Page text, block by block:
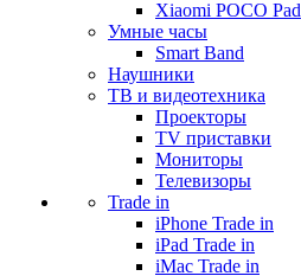
Xiaomi POCO Pad
Умные часы
Smart Band
Наушники
ТВ и видеотехника
Проекторы
TV приставки
Мониторы
Телевизоры
Trade in
iPhone Trade in
iPad Trade in
iMac Trade in